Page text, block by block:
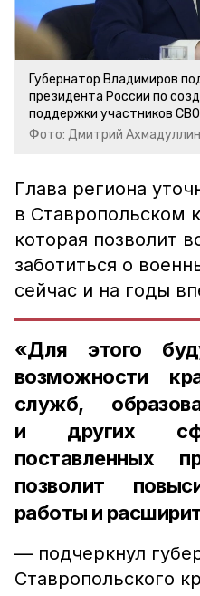
Губернатор Владимиров
президента России по
поддержки участников СВО
Фото: Дмитрий
Глава региона
в Ставропольском
которая позволит
заботиться о
сейчас и на годы
«Для этого
возможности
служб,
и других
поставленных
позволит
работы и
— подчеркнул
Ставропольского